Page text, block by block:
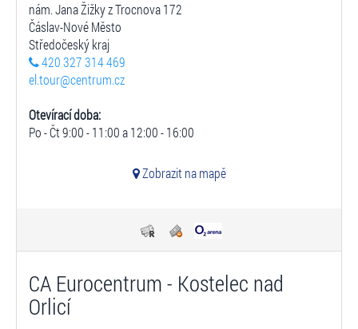
nám. Jana Žižky z Trocnova 172
Čáslav-Nové Město
Středočeský kraj
420 327 314 469
el.tour@centrum.cz
Otevírací doba:
Po - Čt 9:00 - 11:00 a 12:00 - 16:00
Zobrazit na mapě
CA Eurocentrum - Kostelec nad
Orlicí